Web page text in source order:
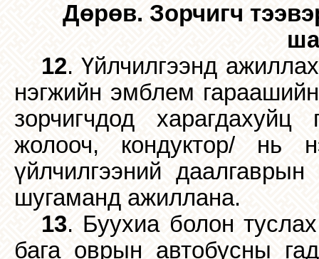
Дөрөв. Зорчигч
12. Үйлчилгээнд
нэгжийн эмблем
зорчигчдод
жолооч, кондуктор/ нь
үйлчилгээний даалгаврын
шугаманд ажиллана.
13. Буухиа болон
бага оврын автобусны